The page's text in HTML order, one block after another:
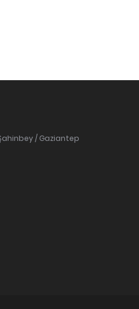
/ Gaziantep